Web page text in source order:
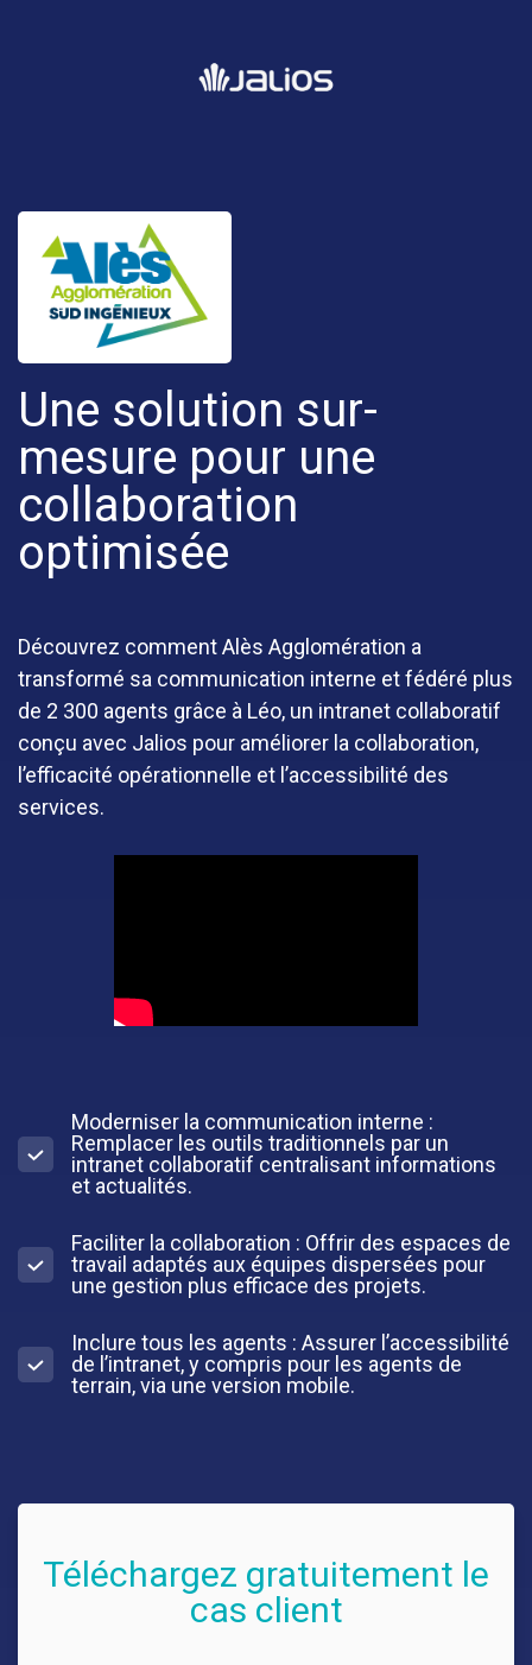
Une solution sur-
mesure pour une
collaboration
optimisée
Découvrez comment Alès Agglomération a
transformé sa communication interne et fédéré plus
de 2 300 agents grâce à Léo, un intranet collaboratif
conçu avec Jalios pour améliorer la collaboration,
l’efficacité opérationnelle et l’accessibilité des
services.
Moderniser la communication interne :
Remplacer les outils traditionnels par un
intranet collaboratif centralisant informations
et actualités.
Faciliter la collaboration : Offrir des espaces de
travail adaptés aux équipes dispersées pour
une gestion plus efficace des projets.
Inclure tous les agents : Assurer l’accessibilité
de l’intranet, y compris pour les agents de
terrain, via une version mobile.
Téléchargez gratuitement le
cas client